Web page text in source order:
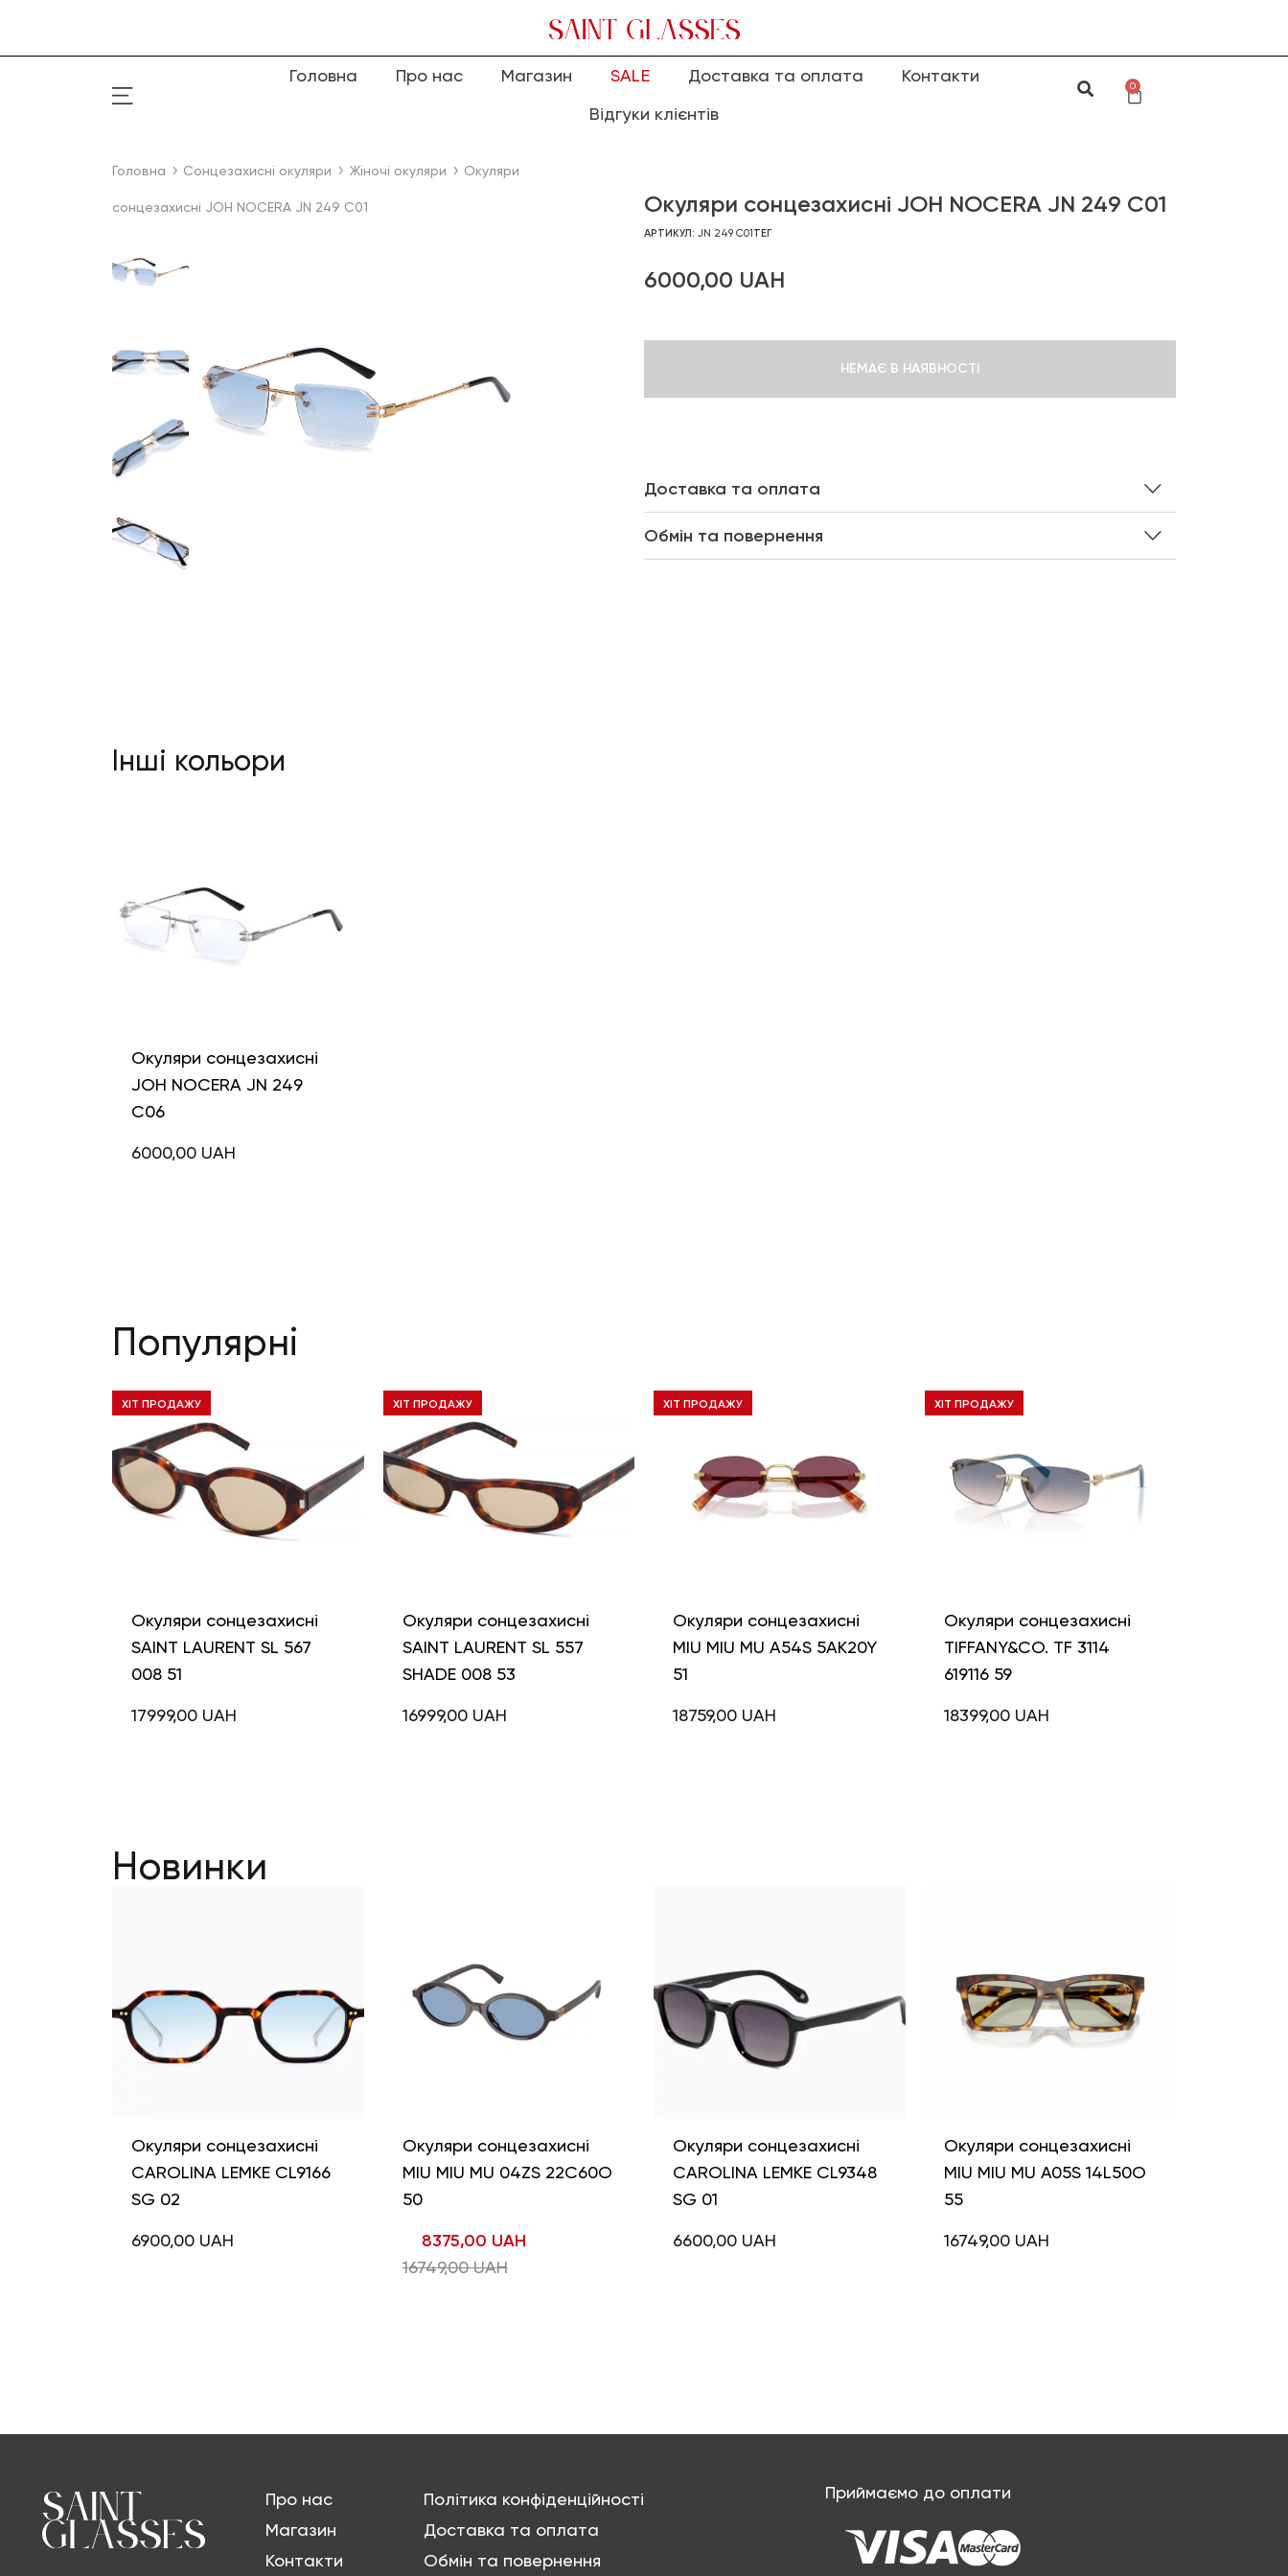
Головна Про нас Магазин SALE Доставка та оплата
Контакти
Відгуки клієнтів
0
Головна Сонцезахисні окуляри Жіночі окуляри Окуляри
сонцезахисні JOH NOCERA JN 249 C01 Окуляри сонцезахисні JOH NOCERA JN 249 C01
АРТИКУЛ: JN 249 C01ТЕГ
6000,00 UAH
НЕМАЄ В НАЯВНОСТІ
Доставка та оплата
Обмін та повернення
Інші кольори
Окуляри сонцезахисні
JOH NOCERA JN 249
C06
6000,00 UAH
Популярні
ХІТ ПРОДАЖУ
Окуляри сонцезахисні
SAINT LAURENT SL 567
008 51
17999,00 UAH
ХІТ ПРОДАЖУ
Окуляри сонцезахисні
SAINT LAURENT SL 557
SHADE 008 53
16999,00 UAH
ХІТ ПРОДАЖУ
Окуляри сонцезахисні
MIU MIU MU A54S 5AK20Y
51
18759,00 UAH
ХІТ ПРОДАЖУ
Окуляри сонцезахисні
TIFFANY&CO. TF 3114
619116 59
18399,00 UAH
Новинки
Окуляри сонцезахисні
CAROLINA LEMKE CL9166
SG 02
6900,00 UAH
Окуляри сонцезахисні
MIU MIU MU 04ZS 22C60O
50
8375,00 UAH
16749,00UAH
Окуляри сонцезахисні
CAROLINA LEMKE CL9348
SG 01
6600,00 UAH
Окуляри сонцезахисні
MIU MIU MU A05S 14L50O
55
16749,00 UAH
Про нас
Магазин
Контакти
Політика конфіденційності
Доставка та оплата
Обмін та повернення
Приймаємо до оплати